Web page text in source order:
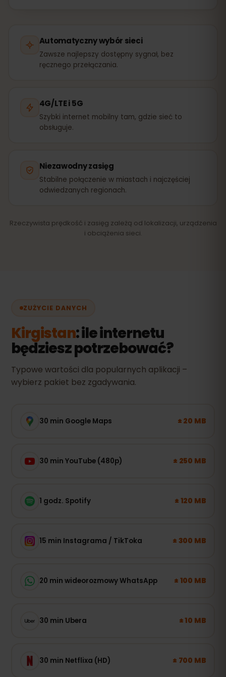
Automatyczny wybór sieci
Zawsze najlepszy dostępny sygnał, bez
ręcznego przełączania.
4G/LTE i 5G
Szybki internet mobilny tam, gdzie sieć to
obsługuje.
Niezawodny zasięg
Stabilne połączenie w miastach i najczęściej
odwiedzanych regionach.
Rzeczywista prędkość i zasięg zależą od lokalizacji, urządzenia
i obciążenia sieci.
ZUŻYCIE DANYCH
Kirgistan: ile internetu
będziesz potrzebować?
Typowe wartości dla popularnych aplikacji –
wybierz pakiet bez zgadywania.
30 min Google Maps ± 20 MB
30 min YouTube (480p) ± 250 MB
1 godz. Spotify ± 120 MB
15 min Instagrama / TikToka ± 300 MB
20 min wideorozmowy WhatsApp ± 100 MB
30 min Ubera ± 10 MB
30 min Netflixa (HD) ± 700 MB